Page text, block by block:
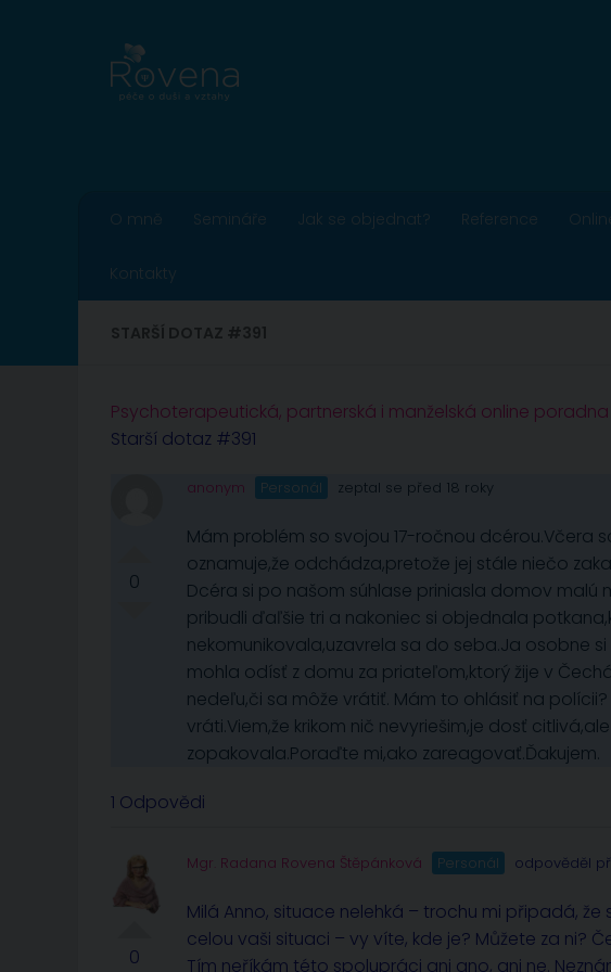
O mně Semináře Jak se objednat? Reference
Kontakty
Psychoterapeutická, partnerská i manželská online
Starší dotaz #391
0
anonym Personál zeptal se před 18 roky
Mám problém so svojou 17-ročnou dcérou.Včera
oznamuje,že odchádza,pretože jej stále niečo
Dcéra si po našom súhlase priniasla domov malú
pribudli ďaľšie tri a nakoniec si objednala
nekomunikovala,uzavrela sa do seba.Ja osobne
mohla odísť z domu za priateľom,ktorý žije v
nedeľu,či sa môže vrátiť. Mám to ohlásiť na
vráti.Viem,že krikom nič nevyriešim,je dosť
zopakovala.Poraďte mi,ako zareagovať.Ďakujem.
1 Odpovědi
0
Mgr. Radana Rovena Štěpánková Personál odpověděl
Milá Anno, situace nelehká – trochu mi připadá,
celou vaši situaci – vy víte, kde je? Můžete za ni?
Tím neříkám této spolupráci ani ano, ani ne.